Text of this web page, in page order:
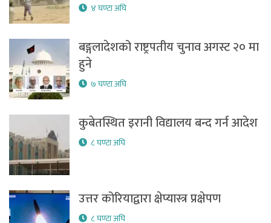
४ घण्टा अघि
बङ्गलादेशको राष्ट्रपतीय चुनाव अगस्ट २० मा
हुने
७ घण्टा अघि
कुबेतस्थित इरानी विद्यालय बन्द गर्न आदेश
८ घण्टा अघि
उत्तर कोरियाद्वारा क्षेप्यास्त्र प्रक्षेपण
८ घण्टा अघि